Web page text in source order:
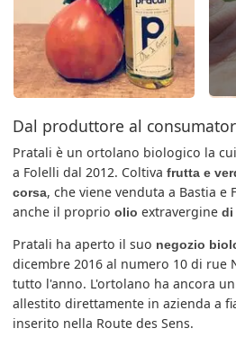
Dal produttore al
Pratali è un ortolano biologico la
a Folelli dal 2012. Coltivafrutta e
corsa, che viene venduta a Bastia
anche il proprioolio extraverginedi
Pratali ha aperto il suo negozio
dicembre 2016 al numero 10 di rue
tutto l'anno. L'ortolano ha ancora un
allestito direttamente in azienda a
inserito nella Route des Sens.